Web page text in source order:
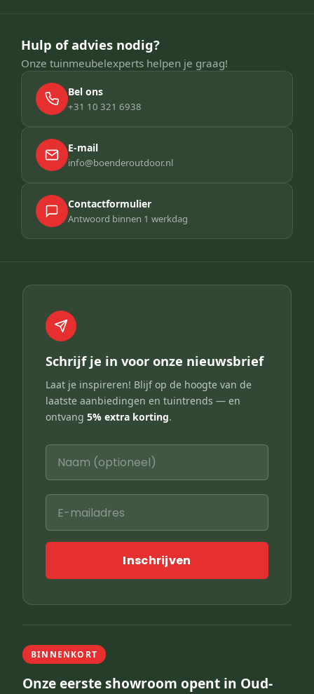
Hulp of advies nodig?
Onze tuinmeubelexperts helpen je graag!
Bel ons
+31 10 321 6938
E-mail
info@boenderoutdoor.nl
Contactformulier
Antwoord binnen 1 werkdag
Schrijf je in voor onze nieuwsbrief
Laat je inspireren! Blijf op de hoogte van de
laatste aanbiedingen en tuintrends — en
ontvang 5% extra korting.
Inschrijven
BINNENKORT
Onze eerste showroom opent in Oud-